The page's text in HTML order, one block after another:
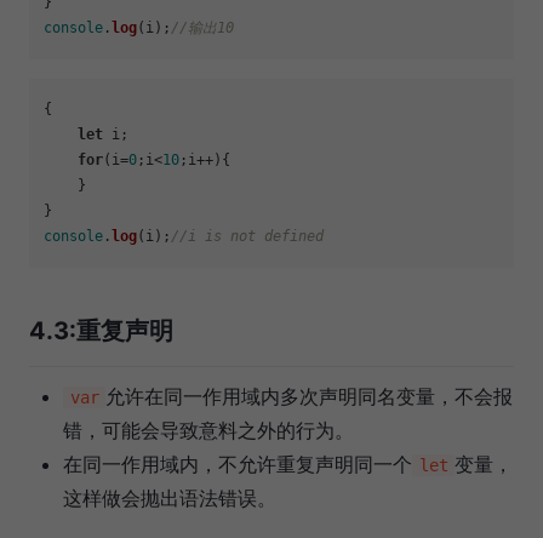
console . log(i); //输出10
{
let i;
for(i=0 ;i<10 ;i++){
    }
console . log(i); //i is not defined
4.3:重复声明
var 允许在同一作用域内多次声明同名变量，不会报
错，可能会导致意料之外的行为。
在同一作用域内，不允许重复声明同一个 let 变量，
这样做会抛出语法错误。